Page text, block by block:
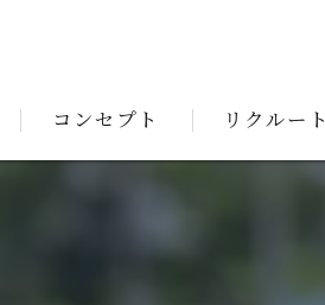
コンセプト リクルート